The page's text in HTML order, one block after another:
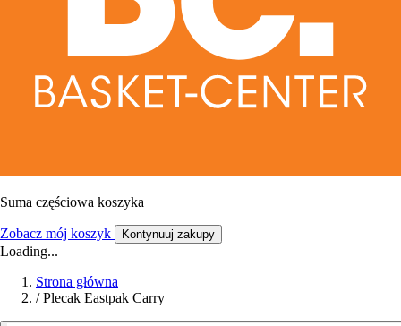
Suma częściowa koszyka
Zobacz mój koszyk Kontynuuj zakupy
Loading...
Strona główna
/ Plecak Eastpak Carry